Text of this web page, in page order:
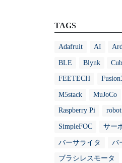
TAGS
Adafruit AI
BLE Blynk
FEETECH
M5stack MuJoCo
Raspberry Pi robot
SimpleFOC サー
バーサライタ バ
ブラシレスモータ